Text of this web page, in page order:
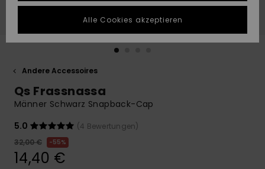
um die
schnellste
Antwort auf Ihre
erhalten.
Finden Sie
Antworten auf
die häufigsten
Fragen sowie
QUIKSILVER APP
WUNSCHLISTE
Andere Accessoires
Qs Frassnassa
Männer Schwarz Snapback-Cap
5.0
(4 Bewertungen)
32,00 €
55%
14,40 €
Alle Cookies akzeptieren